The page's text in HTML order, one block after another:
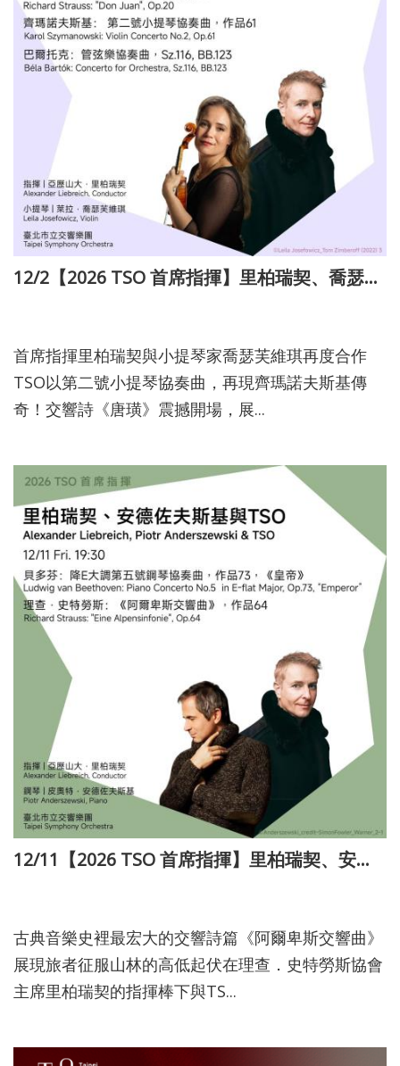
12/2【2026 TSO 首席指揮】里柏瑞契、喬瑟芙維琪與TSO
首席指揮里柏瑞契與小提琴家喬瑟芙維琪再度合作
TSO以第二號小提琴協奏曲，再現齊瑪諾夫斯基傳
奇！交響詩《唐璜》震撼開場，展...
12/11【2026 TSO 首席指揮】里柏瑞契、安德佐夫斯基與TSO
古典音樂史裡最宏大的交響詩篇《阿爾卑斯交響曲》
展現旅者征服山林的高低起伏在理查．史特勞斯協會
主席里柏瑞契的指揮棒下與TS...